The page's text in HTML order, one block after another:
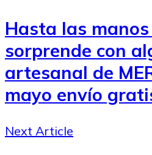
Hasta las
sorprende con
artesanal de
mayo envío
Next Article